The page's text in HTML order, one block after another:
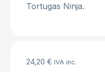
Tortugas Ninja.
24,20 € IVA inc.